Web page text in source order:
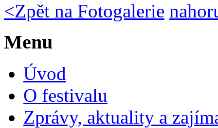
<Zpět na Fotogalerie
Menu
Úvod
O festivalu
Zprávy, aktuality a